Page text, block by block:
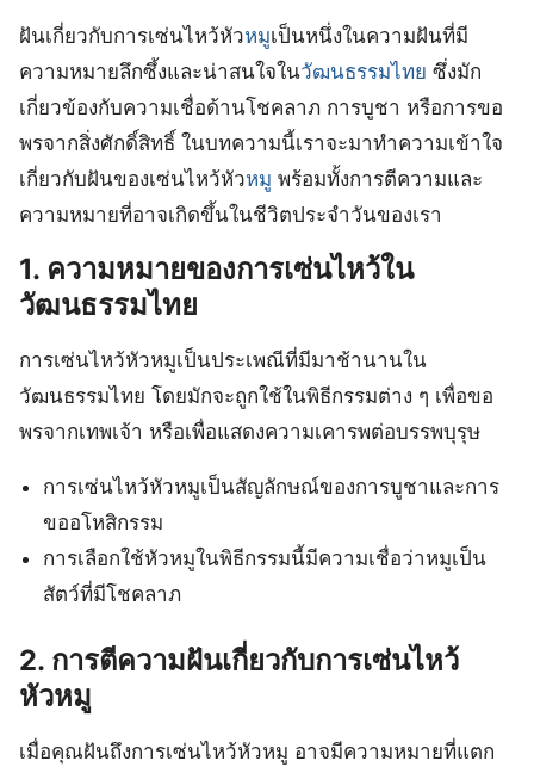
ฝันเกี่ยวกับการเซ่นไหว้หัวหมูเป็นหนึ่งในความฝันที่มี
ความหมายลึกซึ้งและน่าสนใจในวัฒนธรรมไทย ซึ่งมัก
เกี่ยวข้องกับความเชื่อด้านโชคลาภ การบูชา หรือการขอ
พรจากสิ่งศักดิ์สิทธิ์ ในบทความนี้เราจะมาทำความเข้าใจ
เกี่ยวกับฝันของเซ่นไหว้หัวหมู พร้อมทั้งการตีความและ
ความหมายที่อาจเกิดขึ้นในชีวิตประจำวันของเรา
1. ความหมายของการเซ่นไหว้ใน
วัฒนธรรมไทย
การเซ่นไหว้หัวหมูเป็นประเพณีที่มีมาช้านานใน
วัฒนธรรมไทย โดยมักจะถูกใช้ในพิธีกรรมต่าง ๆ เพื่อขอ
พรจากเทพเจ้า หรือเพื่อแสดงความเคารพต่อบรรพบุรุษ
การเซ่นไหว้หัวหมูเป็นสัญลักษณ์ของการบูชาและการ
ขออโหสิกรรม
การเลือกใช้หัวหมูในพิธีกรรมนี้มีความเชื่อว่าหมูเป็น
สัตว์ที่มีโชคลาภ
2. การตีความฝันเกี่ยวกับการเซ่นไหว้
หัวหมู
เมื่อคุณฝันถึงการเซ่นไหว้หัวหมู อาจมีความหมายที่แตก